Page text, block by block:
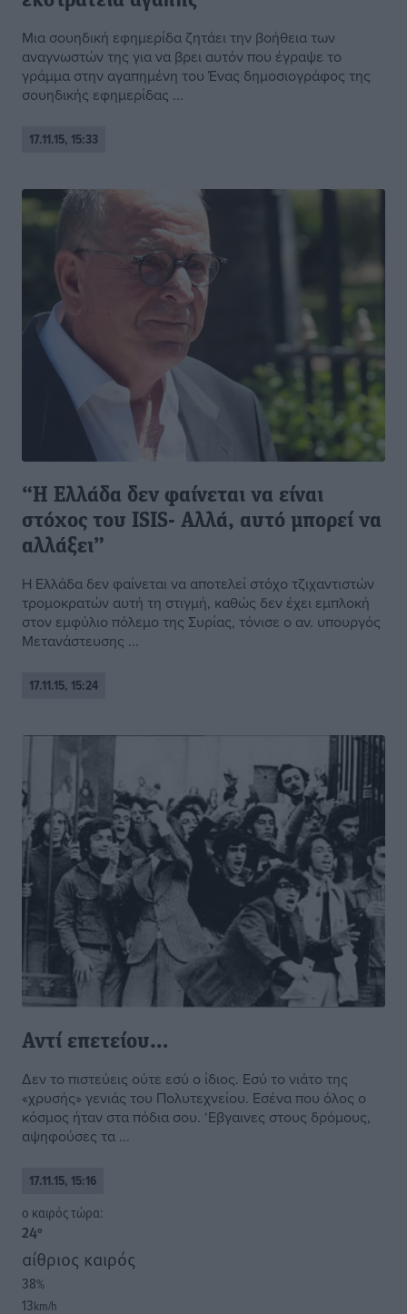
Μια σουηδική εφημερίδα ζητάει την βοήθεια των
αναγνωστών της για να βρει αυτόν που έγραψε το
γράμμα στην αγαπημένη του Ένας δημοσιογράφος της
σουηδικής εφημερίδας ...
17.11.15, 15:33
“Η Ελλάδα δεν φαίνεται να είναι
στόχος του ISIS- Aλλά, αυτό μπορεί να
αλλάξει”
Η Ελλάδα δεν φαίνεται να αποτελεί στόχο τζιχαντιστών
τρομοκρατών αυτή τη στιγμή, καθώς δεν έχει εμπλοκή
στον εμφύλιο πόλεμο της Συρίας, τόνισε ο αν. υπουργός
Μετανάστευσης ...
17.11.15, 15:24
Αντί επετείου…
Δεν το πιστεύεις ούτε εσύ ο ίδιος. Εσύ το νιάτο της
«χρυσής» γενιάς του Πολυτεχνείου. Εσένα που όλος ο
κόσμος ήταν στα πόδια σου. ‘Εβγαινες στους δρόμους,
αψηφούσες τα ...
17.11.15, 15:16
o καιρός τώρα:
24°
αίθριος καιρός
38%
13km/h